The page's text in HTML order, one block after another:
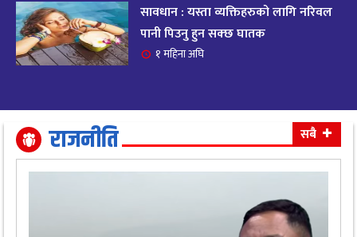
१९ आजको राशिफल २०८२ भदाै ४ गते, बुधवार
११ महिना अघि
धैर्यले सफलता मिल्नेछ
११ महिना अघि
सावधान : यस्ता व्यक्तिहरुको लागि नरिवल
पानी पिउनु हुन सक्छ घातक
१ महिना अघि
राजनीति सबै